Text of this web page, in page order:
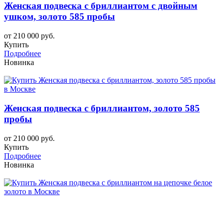
Женская подвеска с бриллиантом с двойным
ушком, золото 585 пробы
от 210 000 руб.
Купить
Подробнее
Новинка
Женская подвеска с бриллиантом, золото 585
пробы
от 210 000 руб.
Купить
Подробнее
Новинка